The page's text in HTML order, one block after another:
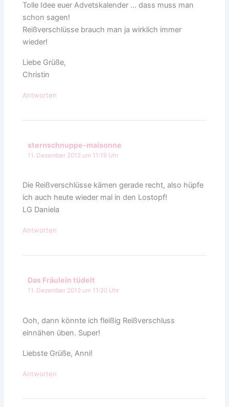
Tolle Idee euer Advetskalender … dass muss man
schon sagen!
Reißverschlüsse brauch man ja wirklich immer
wieder!
Liebe Grüße,
Christin
Antworten
sternschnuppe-maisonne
11. Dezember 2012 um 11:19 Uhr
Die Reißverschlüsse kämen gerade recht, also hüpfe
ich auch heute wieder mal in den Lostopf!
LG Daniela
Antworten
Das Fräulein tüdelt
11. Dezember 2012 um 11:20 Uhr
Ooh, dann könnte ich fleißig Reißverschluss
einnähen üben. Super!
Liebste Grüße, Anni!
Antworten